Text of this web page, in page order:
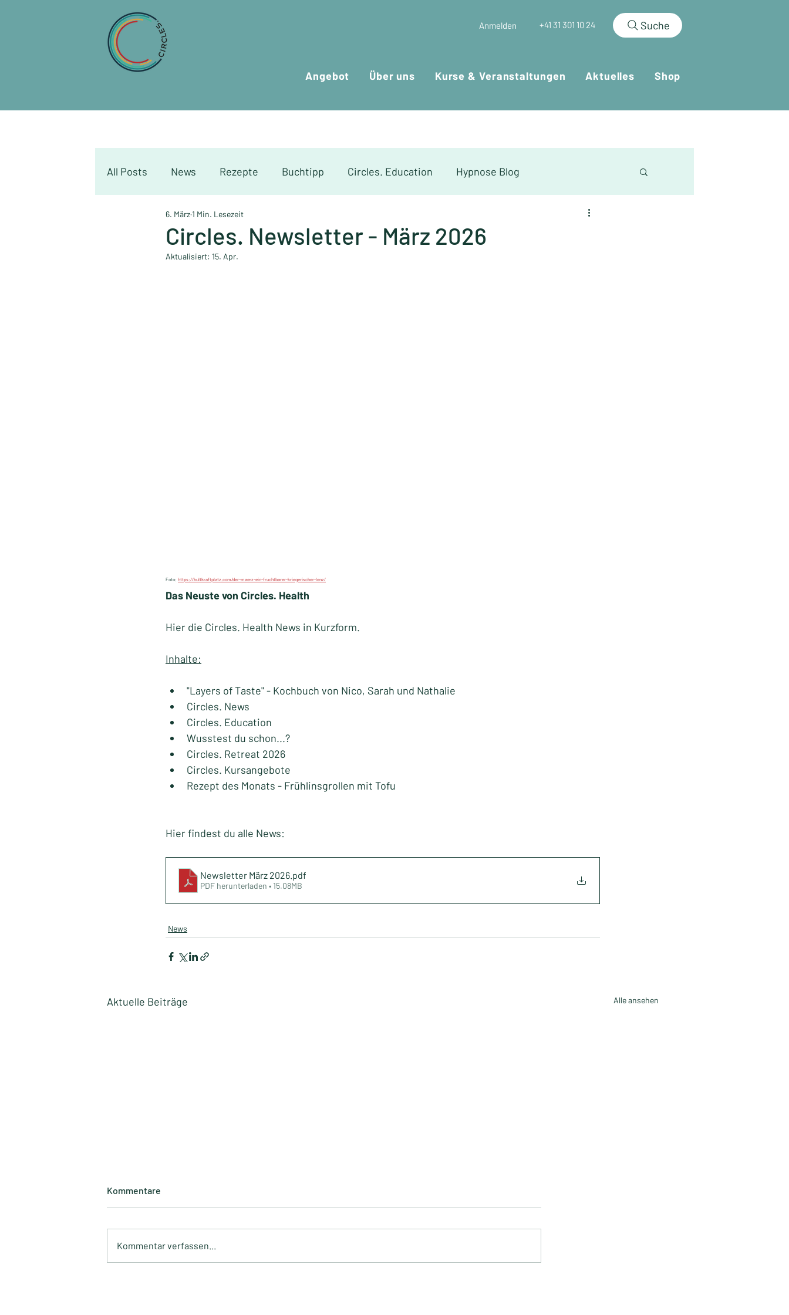
Anmelden +41 31 301 10 24 Suche
Angebot Über uns Kurse & Veranstaltungen Aktuelles Shop
All Posts News Rezepte Buchtipp Circles. Education Hypnose Blog
Kinesiologie Blog - von Andrea
Circles. Newsletter - März 2026
6. März1 Min. Lesezeit
Aktualisiert: 15. Apr.
Foto: https://kultkraftplatz.com/der-maerz-ein-fruchtbarer-kriegerischer-lenz/
Das Neuste von Circles. Health
Hier die Circles. Health News in Kurzform.
Inhalte:
"Layers of Taste" - Kochbuch von Nico, Sarah und Nathalie
Circles. News
Circles. Education
Wusstest du schon...?
Circles. Retreat 2026
Circles. Kursangebote
Rezept des Monats - Frühlinsgrollen mit Tofu
Hier findest du alle News:
Newsletter März 2026.pdf
PDF herunterladen • 15.08MB
News
Aktuelle Beiträge Alle ansehen
Kommentare
Kommentar verfassen...